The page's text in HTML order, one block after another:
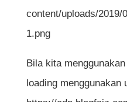
content/uploads/2019/
1.png
Bila kita
loading menggunakan